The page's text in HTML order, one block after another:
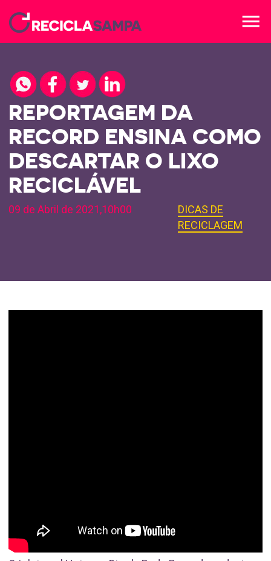
menu
REPORTAGEM DA
RECORD ENSINA COMO
DESCARTAR O LIXO
RECICLÁVEL
09 de Abril de 2021,10h00
DICAS DE
RECICLAGEM